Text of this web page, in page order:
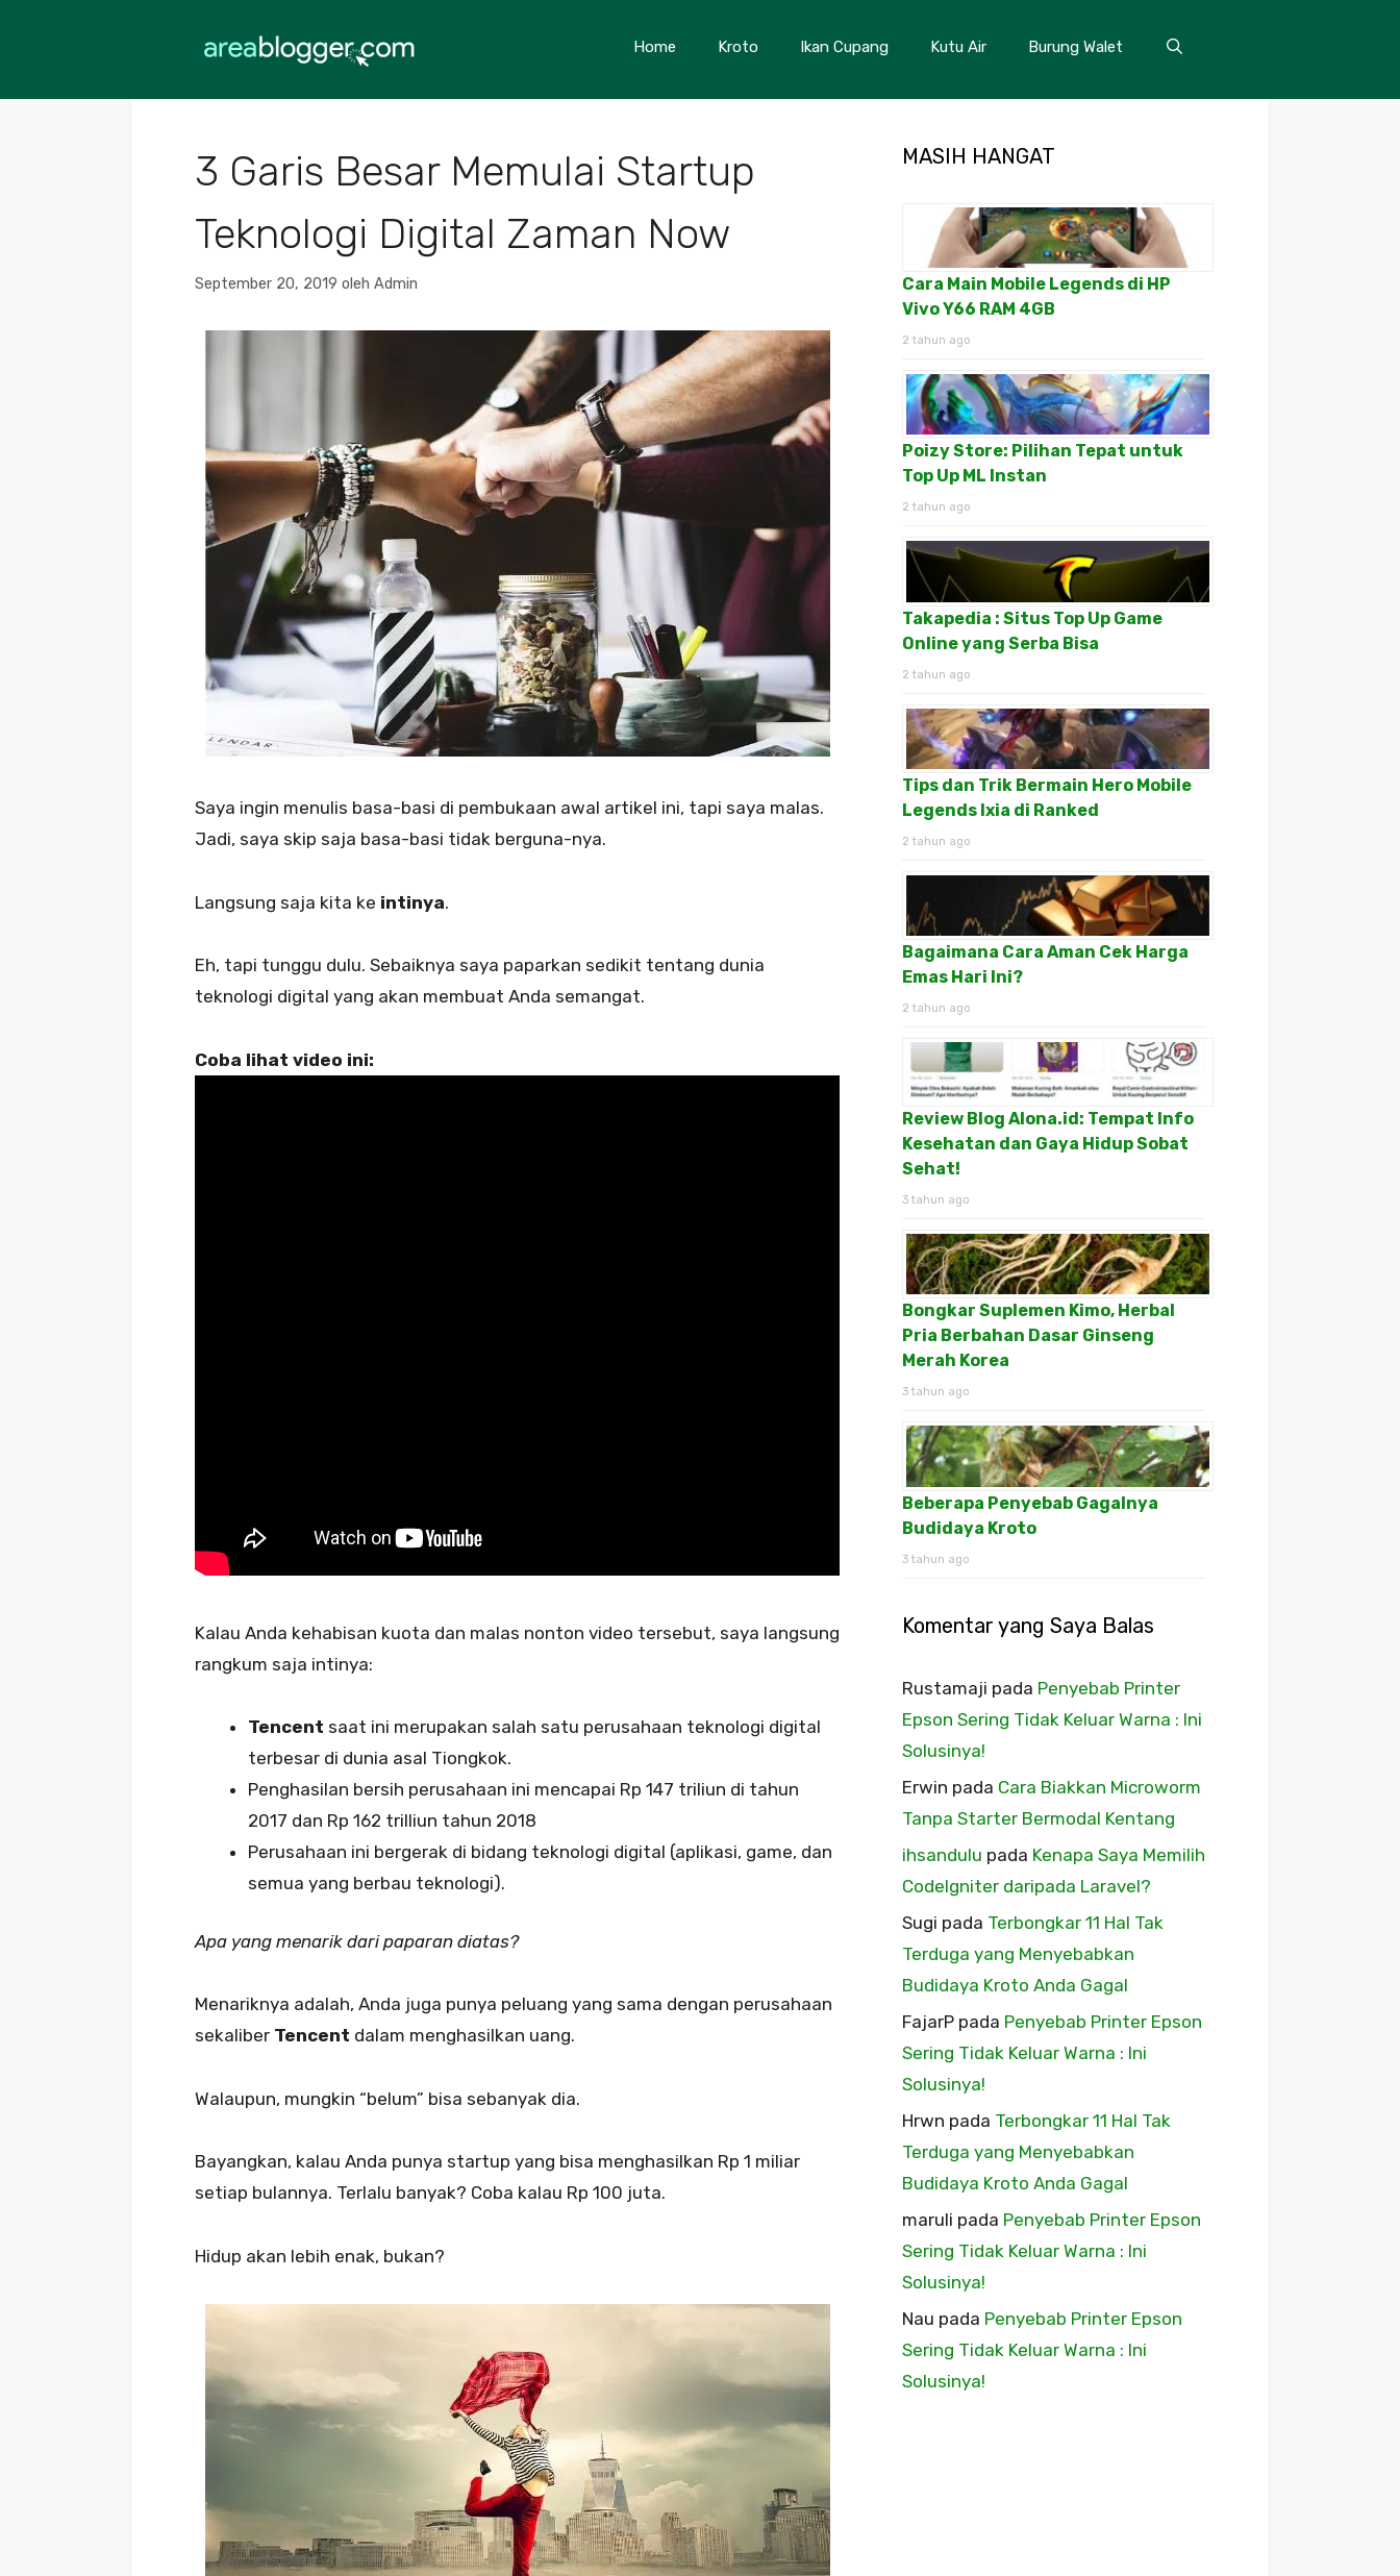
Home Kroto Ikan Cupang Kutu Air Burung Walet
3 Garis Besar Memulai Startup
Teknologi Digital Zaman Now
September 20, 2019 oleh Admin
Saya ingin menulis basa-basi di pembukaan awal artikel ini, tapi saya malas.
Jadi, saya skip saja basa-basi tidak berguna-nya.
Langsung saja kita ke intinya.
Eh, tapi tunggu dulu. Sebaiknya saya paparkan sedikit tentang dunia
teknologi digital yang akan membuat Anda semangat.
Coba lihat video ini:
Kalau Anda kehabisan kuota dan malas nonton video tersebut, saya langsung
rangkum saja intinya:
Tencent saat ini merupakan salah satu perusahaan teknologi digital
terbesar di dunia asal Tiongkok.
Penghasilan bersih perusahaan ini mencapai Rp 147 triliun di tahun
2017 dan Rp 162 trilliun tahun 2018
Perusahaan ini bergerak di bidang teknologi digital (aplikasi, game, dan
semua yang berbau teknologi).
Apa yang menarik dari paparan diatas?
Menariknya adalah, Anda juga punya peluang yang sama dengan perusahaan
sekaliber Tencent dalam menghasilkan uang.
Walaupun, mungkin “belum” bisa sebanyak dia.
Bayangkan, kalau Anda punya startup yang bisa menghasilkan Rp 1 miliar
setiap bulannya. Terlalu banyak? Coba kalau Rp 100 juta.
Hidup akan lebih enak, bukan?
MASIH HANGAT
Cara Main Mobile Legends di HP
Vivo Y66 RAM 4GB
2 tahun ago
Poizy Store: Pilihan Tepat untuk
Top Up ML Instan
2 tahun ago
Takapedia : Situs Top Up Game
Online yang Serba Bisa
2 tahun ago
Tips dan Trik Bermain Hero Mobile
Legends Ixia di Ranked
2 tahun ago
Bagaimana Cara Aman Cek Harga
Emas Hari Ini?
2 tahun ago
Review Blog Alona.id: Tempat Info
Kesehatan dan Gaya Hidup Sobat
Sehat!
3 tahun ago
Bongkar Suplemen Kimo, Herbal
Pria Berbahan Dasar Ginseng
Merah Korea
3 tahun ago
Beberapa Penyebab Gagalnya
Budidaya Kroto
3 tahun ago
Komentar yang Saya Balas
Rustamaji pada Penyebab Printer
Epson Sering Tidak Keluar Warna : Ini
Solusinya!
Erwin pada Cara Biakkan Microworm
Tanpa Starter Bermodal Kentang
ihsandulu pada Kenapa Saya Memilih
CodeIgniter daripada Laravel?
Sugi pada Terbongkar 11 Hal Tak
Terduga yang Menyebabkan
Budidaya Kroto Anda Gagal
FajarP pada Penyebab Printer Epson
Sering Tidak Keluar Warna : Ini
Solusinya!
Hrwn pada Terbongkar 11 Hal Tak
Terduga yang Menyebabkan
Budidaya Kroto Anda Gagal
maruli pada Penyebab Printer Epson
Sering Tidak Keluar Warna : Ini
Solusinya!
Nau pada Penyebab Printer Epson
Sering Tidak Keluar Warna : Ini
Solusinya!